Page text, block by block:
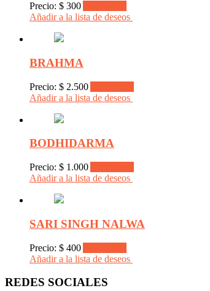
Precio: $ 300
Añadir a la lista de deseos
BRAHMA
Precio: $ 2.500
Añadir a la lista de deseos
BODHIDARMA
Precio: $ 1.000
Añadir a la lista de deseos
SARI SINGH NALWA
Precio: $ 400
Añadir a la lista de deseos
REDES SOCIALES